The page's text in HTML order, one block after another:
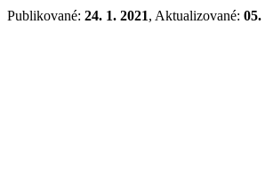
Publikované: 24. 1. 2021, Aktualizované: 05.